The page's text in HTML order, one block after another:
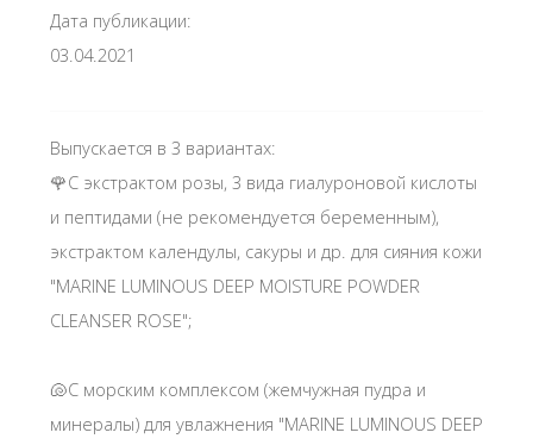
Дата публикации:
03.04.2021
Выпускается в 3 вариантах:
🌹С экстрактом розы, 3 вида гиалуроновой кислоты
и пептидами (не рекомендуется беременным),
экстрактом календулы, сакуры и др. для сияния кожи
"MARINE LUMINOUS DEEP MOISTURE POWDER
CLEANSER ROSE";
🐚С морским комплексом (жемчужная пудра и
минералы) для увлажнения "MARINE LUMINOUS DEEP